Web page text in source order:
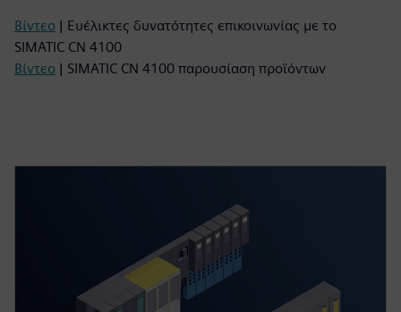
Βίντεο | Ευέλικτες δυνατότητες επικοινωνίας με το
SIMATIC CN 4100
Βίντεο | SIMATIC CN 4100 παρουσίαση προϊόντων